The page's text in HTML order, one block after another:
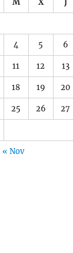
4 5 6
11 12 13
18 19 20
25 26 27
« Nov